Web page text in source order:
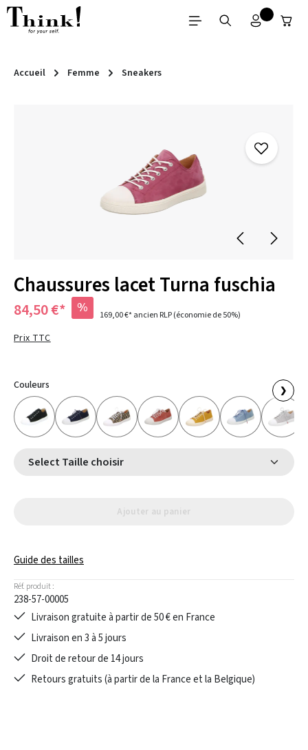
Passer au contenu principal
Accueil Femme Sneakers
Chaussures lacet Turna fuschia
84,50 €* % 169,00 €*ancien RLP(économie de 50%)
Prix TTC
Couleurs ❯
Select Taille choisir
Ajouter au panier
Guide des tailles
Réf. produit :
238-57-00005
Livraison gratuite à partir de 50 € en France
Livraison en 3 à 5 jours
Droit de retour de 14 jours
Retours gratuits (à partir de la France et la Belgique)